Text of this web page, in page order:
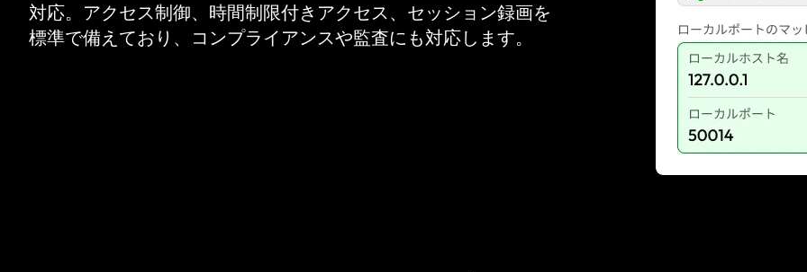
対応。アクセス制御、時間制限付きアクセス、セッション録画を
標準で備えており、コンプライアンスや監査にも対応します。